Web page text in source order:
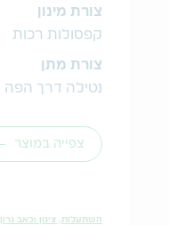
צורת מינון
קפסולות רכות
צורת מתן
נטילה דרך הפה
צפייה במוצר
השתעלות, צינון וכאב גרון